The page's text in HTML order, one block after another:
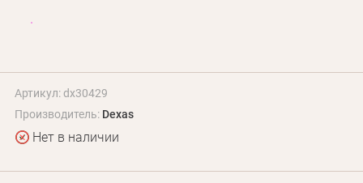
Артикул: dx30429
Производитель: Dexas
Нет в наличии